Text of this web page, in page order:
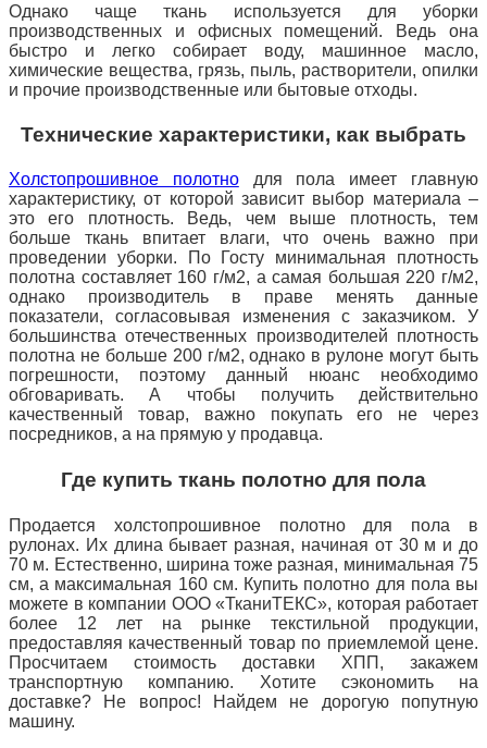
Однако чаще ткань используется для уборки
производственных и офисных помещений. Ведь она
быстро и легко собирает воду, машинное масло,
химические вещества, грязь, пыль, растворители, опилки
и прочие производственные или бытовые отходы.
Технические характеристики, как выбрать
Холстопрошивное полотнодля пола имеет главную
характеристику, от которой зависит выбор материала –
это его плотность. Ведь, чем выше плотность, тем
больше ткань впитает влаги, что очень важно при
проведении уборки. По Госту минимальная плотность
полотна составляет 160 г/м2, а самая большая 220 г/м2,
однако производитель в праве менять данные
показатели, согласовывая изменения с заказчиком. У
большинства отечественных производителей плотность
полотна не больше 200 г/м2, однако в рулоне могут быть
погрешности, поэтому данный нюанс необходимо
обговаривать. А чтобы получить действительно
качественный товар, важно покупать его не через
посредников, а на прямую у продавца.
Где купить ткань полотно для пола
Продается холстопрошивное полотно для пола в
рулонах. Их длина бывает разная, начиная от 30 м и до
70 м. Естественно, ширина тоже разная, минимальная 75
см, а максимальная 160 см. Купить полотно для пола вы
можете в компании ООО «ТканиТЕКС», которая работает
более 12 лет на рынке текстильной продукции,
предоставляя качественный товар по приемлемой цене.
Просчитаем стоимость доставки ХПП, закажем
транспортную компанию. Хотите сэкономить на
доставке? Не вопрос! Найдем не дорогую попутную
машину.